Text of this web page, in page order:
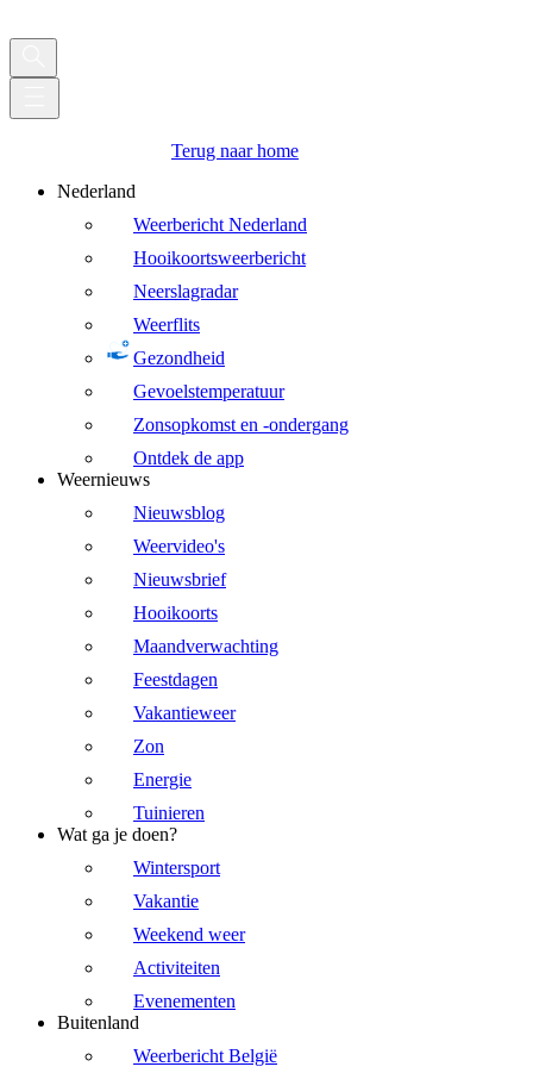
Terug naar home
Nederland
Weerbericht Nederland
Hooikoortsweerbericht
Neerslagradar
Weerflits
Gezondheid
Gevoelstemperatuur
Zonsopkomst en -ondergang
Ontdek de app
Weernieuws
Nieuwsblog
Weervideo's
Nieuwsbrief
Hooikoorts
Maandverwachting
Feestdagen
Vakantieweer
Zon
Energie
Tuinieren
Wat ga je doen?
Wintersport
Vakantie
Weekend weer
Activiteiten
Evenementen
Buitenland
Weerbericht België